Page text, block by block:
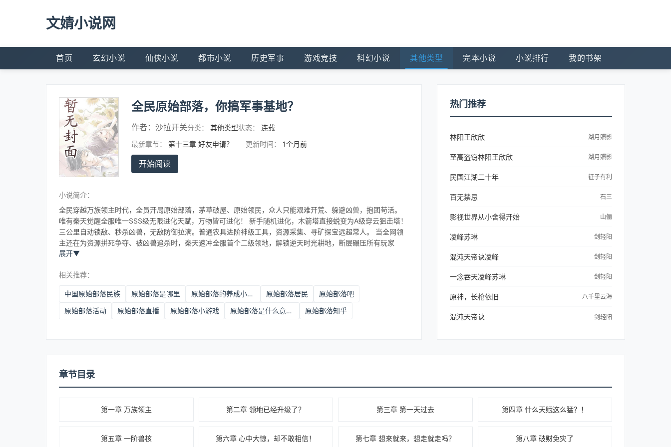
文婧小说网
首页 玄幻小说 仙侠小说 都市小说 历史军事 游戏竞技 科幻小说 其他类型 完本小说 小说排行 我的书架
全民原始部落，你搞军事基地？
作者： 沙拉开关分类： 其他类型状态：
连载
最新章节：
第十三章 好友申请？ 更新时间： 1个月前
开始阅读
小说简介：
全民穿越万族领主时代，全员开局原始部落，茅草破屋、原始领民，众人只能艰难开荒、躲避凶兽，抱团苟活。
唯有秦天觉醒全服唯一SSS级无限进化天赋，万物皆可进化！ 新手随机进化，木箭塔直接蜕变为A级穿云狙击塔！
三公里自动锁敌、秒杀凶兽，无敌防御拉满。普通农具进阶神级工具，资源采集、寻矿探宝远超常人。 当全网领
主还在为资源拼死争夺、被凶兽追杀时，秦天速冲全服首个二级领地，解锁逆天时光耕地，断层碾压所有玩家
展开▼
相关推荐：
中国原始部落民族 原始部落是哪里 原始部落的养成小游戏 原始部落居民
原始部落吧
原始部落活动
原始部落直播 原始部落小游戏 原始部落是什么意思? 原始部落知乎
热门推荐
林阳王欣欣 湖月照影
至高盗窃林阳王欣欣 湖月照影
民国江湖二十年 征子有利
百无禁忌 石三
影视世界从小舍得开始 山俪
凌峰苏琳 剑轻阳
混沌天帝诀凌峰 剑轻阳
一念吞天凌峰苏琳 剑轻阳
原神，长枪依旧 八千里云海
混沌天帝诀 剑轻阳
章节目录
第一章 万族领主 第二章 领地已经升级了？ 第三章 第一天过去 第四章 什么天赋这么猛？！
第五章 一阶兽核 第六章 心中大惊，却不敢相信！ 第七章 想来就来，想走就走吗？ 第八章 破财免灾了